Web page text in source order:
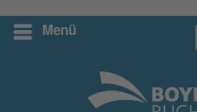
Menü